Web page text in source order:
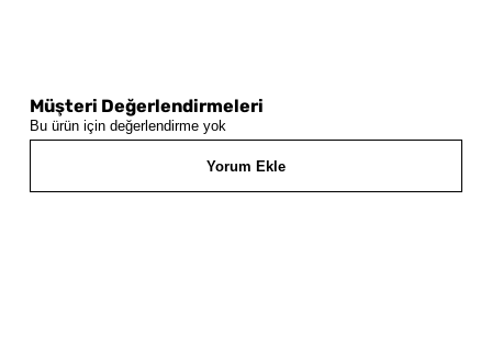
Müşteri Değerlendirmeleri
Bu ürün için değerlendirme yok
Yorum Ekle